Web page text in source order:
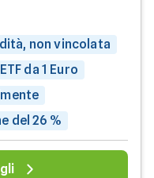
non vincolata
da 1 Euro
del 26 %